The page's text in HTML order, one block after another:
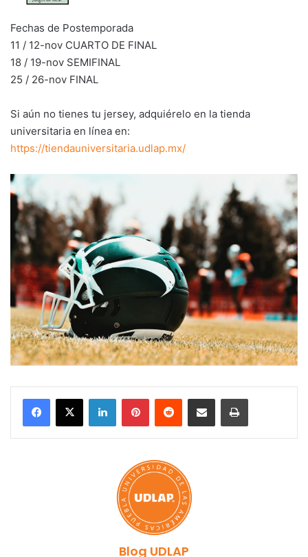
Fechas de Postemporada
11 / 12-nov CUARTO DE FINAL
18 / 19-nov SEMIFINAL
25 / 26-nov FINAL
Si aún no tienes tu jersey, adquiérelo en la tienda
universitaria en línea en:
https://tiendauniversitaria.udlap.mx/
LinkedInPinterestReddit Share via Email Print
Blog UDLAP